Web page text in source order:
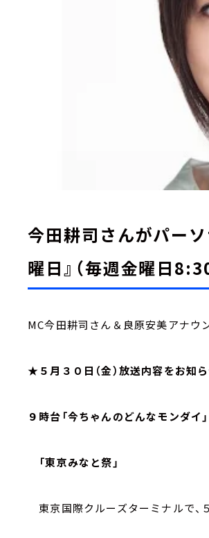
今田耕司さんがパー
曜日』（毎週金曜日
MC今田耕司さん＆良原安美アナウ
★５月３０日（金）放送内容をお知ら
９時台「今ちゃんのどんなモンダイ
「東京みなと祭」
東京国際クルーズターミナルで、